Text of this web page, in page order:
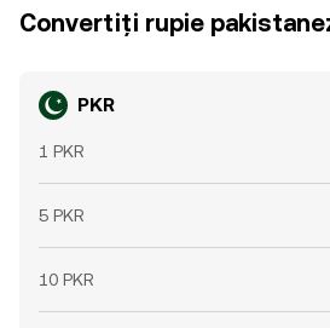
Convertiți rupie
PKR
1 PKR
5 PKR
10 PKR